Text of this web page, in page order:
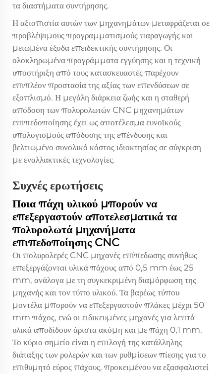
τα διαστήματα συντήρησης.
Η αξιοπιστία αυτών των μηχανημάτων μεταφράζεται σε
προβλέψιμους προγραμματισμούς παραγωγής και
μειωμένα έξοδα επειδεκτικής συντήρησης. Οι
ολοκληρωμένα προγράμματα εγγύησης και η τεχνική
υποστήριξη από τους κατασκευαστές παρέχουν
επιπλέον προστασία της αξίας των επενδύσεων σε
εξοπλισμό. Η μεγάλη διάρκεια ζωής και η σταθερή
απόδοση των πολυρολωτών CNC μηχανημάτων
επιπεδοποίησης έχει ως αποτέλεσμα ευνοϊκούς
υπολογισμούς απόδοσης της επένδυσης και
βελτιωμένο συνολικό κόστος ιδιοκτησίας σε σύγκριση
με εναλλακτικές τεχνολογίες.
Συχνές ερωτήσεις
Ποια πάχη υλικού μπορούν να
επεξεργαστούν αποτελεσματικά τα
πολυρολωτά μηχανήματα
επιπεδοποίησης CNC
Οι πολυρολερές CNC μηχανές επίπεδωσης συνήθως
επεξεργάζονται υλικά πάχους από 0,5 mm έως 25
mm, ανάλογα με τη συγκεκριμένη διαμόρφωση της
μηχανής και τον τύπο υλικού. Τα βαρέως τύπου
μοντέλα μπορούν να επεξεργαστούν πλάκες μέχρι 50
mm πάχος, ενώ οι ειδικευμένες μηχανές για λεπτά
υλικά αποδίδουν άριστα ακόμη και με πάχη 0,1 mm.
Το κύριο σημείο είναι η επιλογή της κατάλληλης
διάταξης των ρολερών και των ρυθμίσεων πίεσης για το
επιθυμητό εύρος πάχους, προκειμένου να εξασφαλιστεί